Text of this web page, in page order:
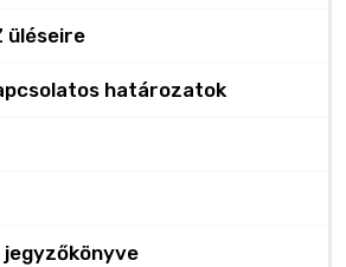
üléseire
határozatok
jegyzőkönyve